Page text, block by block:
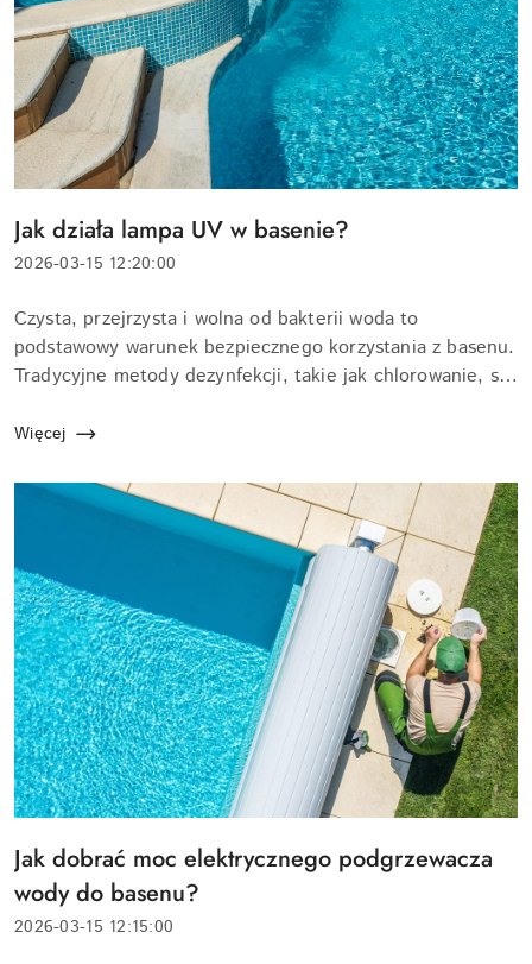
Tytuł
artykułu:
Jak działa lampa UV w basenie?
Data
2026-03-15 12:20:00
Treść
artykułu:
Czysta, przejrzysta i wolna od bakterii woda to
podstawowy warunek bezpiecznego korzystania z basenu.
Tradycyjne metody dezynfekcji, takie jak chlorowanie, są
zapachem i podrażnieniami skóry. Alternat...
Więcej
Tytuł
artykułu:
Jak dobrać moc elektrycznego podgrzewacza
wody do basenu?
Data
2026-03-15 12:15:00